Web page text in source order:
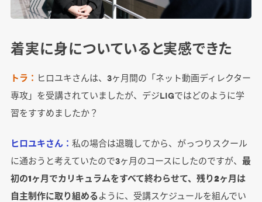
着実に身についていると実感できた
トラ： ヒロユキさんは、3ヶ月間の「ネット動画ディレクター
専攻」を受講されていましたが、デジLIGではどのように学
習をすすめましたか？
ヒロユキさん： 私の場合は退職してから、がっつりスクール
に通おうと考えていたので3ヶ月のコースにしたのですが、 最
初の1ヶ月でカリキュラムをすべて終わらせて、残り2ヶ月は
自主制作に取り組めるように、受講スケジュールを組んでい